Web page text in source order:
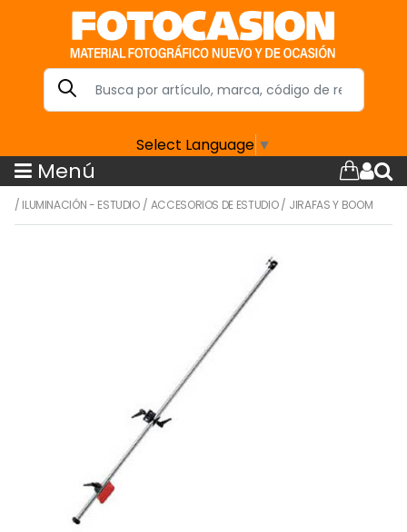
Select Language ▼
Menú
/ ILUMINACIÓN - ESTUDIO/ ACCESORIOS DE ESTUDIO/ JIRAFAS Y BOOM